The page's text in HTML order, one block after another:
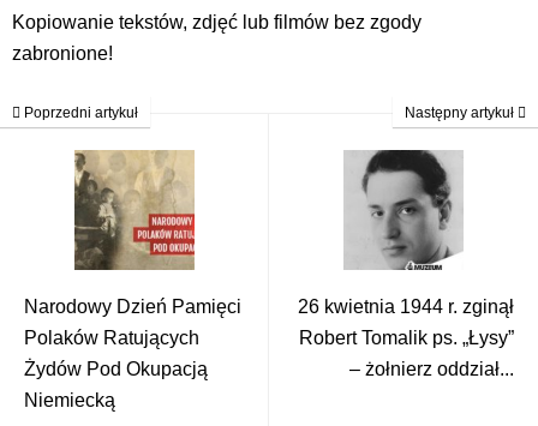
Kopiowanie tekstów, zdjęć lub filmów bez zgody
zabronione!
Poprzedni artykuł
Narodowy Dzień Pamięci
Polaków Ratujących
Żydów Pod Okupacją
Niemiecką
Następny artykuł
26 kwietnia 1944 r. zginął
Robert Tomalik ps. „Łysy”
– żołnierz oddział...